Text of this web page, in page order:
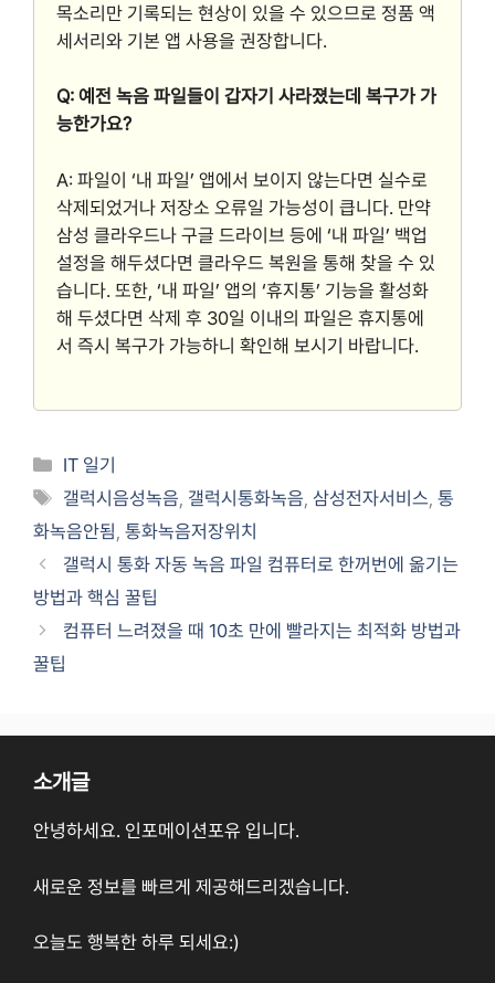
목소리만 기록되는 현상이 있을 수 있으므로 정품 액
세서리와 기본 앱 사용을 권장합니다.
Q: 예전 녹음 파일들이 갑자기 사라졌는데 복구가 가
능한가요?
A: 파일이 ‘내 파일’ 앱에서 보이지 않는다면 실수로
삭제되었거나 저장소 오류일 가능성이 큽니다. 만약
삼성 클라우드나 구글 드라이브 등에 ‘내 파일’ 백업
설정을 해두셨다면 클라우드 복원을 통해 찾을 수 있
습니다. 또한, ‘내 파일’ 앱의 ‘휴지통’ 기능을 활성화
해 두셨다면 삭제 후 30일 이내의 파일은 휴지통에
서 즉시 복구가 가능하니 확인해 보시기 바랍니다.
Categories
IT 일기
Tags
갤럭시음성녹음, 갤럭시통화녹음,삼성전자서비스,통
화녹음안됨, 통화녹음저장위치
갤럭시 통화 자동 녹음 파일 컴퓨터로 한꺼번에 옮기는
방법과 핵심 꿀팁
컴퓨터 느려졌을 때 10초 만에 빨라지는 최적화 방법과
꿀팁
소개글
안녕하세요. 인포메이션포유 입니다.
새로운 정보를 빠르게 제공해드리겠습니다.
오늘도 행복한 하루 되세요:)